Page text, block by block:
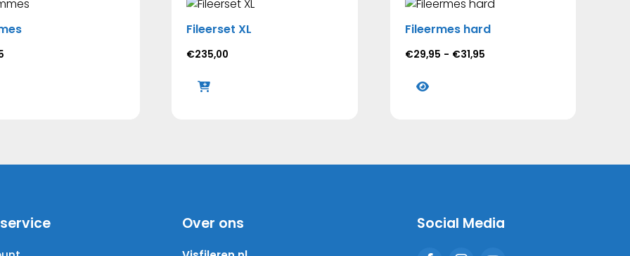
Fileerset XL
€235,00
Fileermes hard
€29,95 - €31,95Prijsklasse:
worden
Over ons Social Media